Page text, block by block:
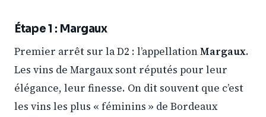
Étape 1 : Margaux
Premier arrêt sur la D2 : l’appellationMargaux.
Les vins de Margaux sont réputés pour leur
élégance, leur finesse. On dit souvent que c’est
les vins les plus « féminins » de Bordeaux